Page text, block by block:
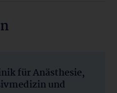
für Anästhesie,
und